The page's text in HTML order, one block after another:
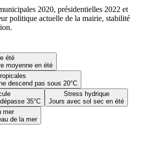
été
moyenne en été
descend pas sous 20°C
35°C
Stress hydrique
Jours avec sol sec en été
mer
de la mer
2020, présidentielles 2022 et
politique actuelle de la mairie, stabilité